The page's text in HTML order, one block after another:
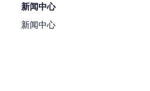
新闻中心
新闻中心